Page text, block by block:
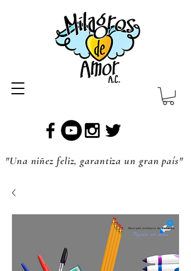
"Una niñez feliz, garantiza un gran país"